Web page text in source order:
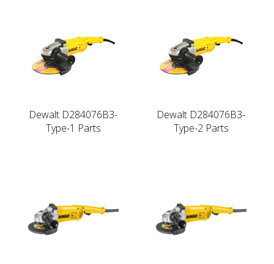
Dewalt D284076B3-
Type-1 Parts
Dewalt D284076B3-
Type-2 Parts